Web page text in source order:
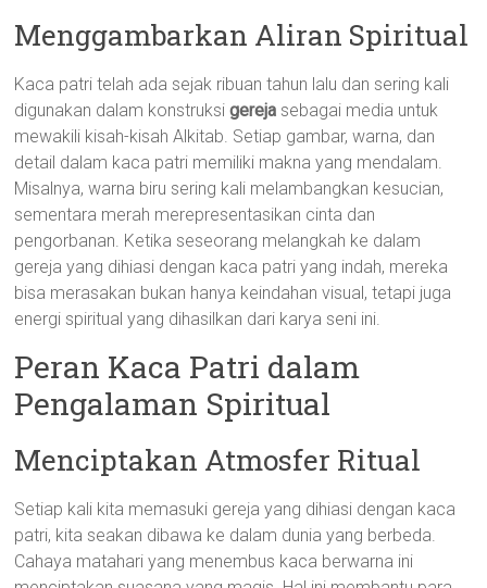
Menggambarkan Aliran Spiritual
Kaca patri telah ada sejak ribuan tahun lalu dan sering kali
digunakan dalam konstruksigereja sebagai media untuk
mewakili kisah-kisah Alkitab. Setiap gambar, warna, dan
detail dalam kaca patri memiliki makna yang mendalam.
Misalnya, warna biru sering kali melambangkan kesucian,
sementara merah merepresentasikan cinta dan
pengorbanan. Ketika seseorang melangkah ke dalam
gereja yang dihiasi dengan kaca patri yang indah, mereka
bisa merasakan bukan hanya keindahan visual, tetapi juga
energi spiritual yang dihasilkan dari karya seni ini.
Peran Kaca Patri dalam
Pengalaman Spiritual
Menciptakan Atmosfer Ritual
Setiap kali kita memasuki gereja yang dihiasi dengan kaca
patri, kita seakan dibawa ke dalam dunia yang berbeda.
Cahaya matahari yang menembus kaca berwarna ini